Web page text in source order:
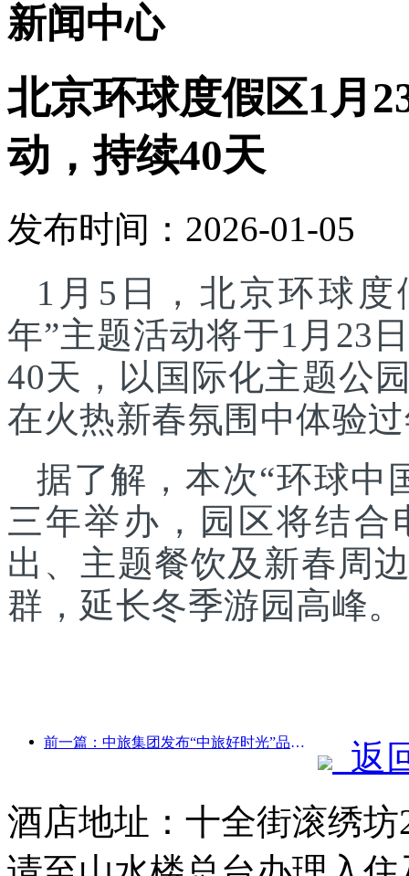
新闻中心
北京环球度假区1月
动，持续40天
发布时间：2026-01-05
1月5日，北京环球度
年”主题活动将于1月23
40天，以国际化主题公
在火热新春氛围中体验
据了解，本次“环球中
三年举办，园区将结合
出、主题餐饮及新春周
群，延长冬季游园高峰。
前一篇：中旅集团发布“中旅好时光”品牌，布局银发旅游市场
返
酒店地址：十全街滚绣